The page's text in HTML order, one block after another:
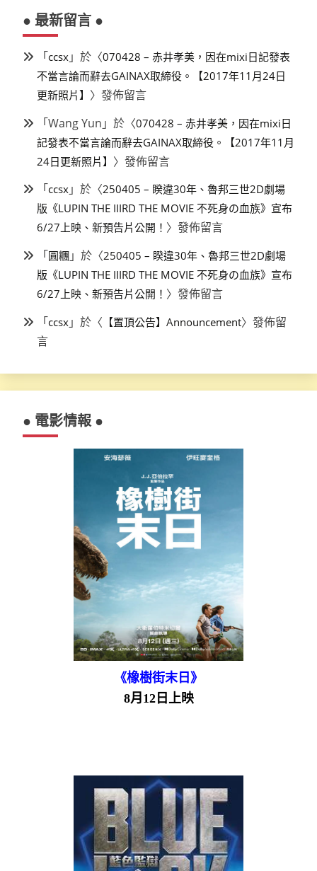
● 最新留言 ●
「ccsx 」於〈070428 – 赤井孝美，因在mixi日記發表
不當言論而辭去GAINAX取締役。【2017年11月24日
更新照片】 〉發佈留言
「Wang Yun 」於〈070428 – 赤井孝美，因在mixi日
記發表不當言論而辭去GAINAX取締役。【2017年11月
24日更新照片】 〉發佈留言
「ccsx 」於〈250405 – 睽違30年、魯邦三世2D劇場
版《LUPIN THE IIIRD THE MOVIE 不死身の血族》宣布
6/27上映、新預告片公開！ 〉發佈留言
「圓糰 」於〈250405 – 睽違30年、魯邦三世2D劇場
版《LUPIN THE IIIRD THE MOVIE 不死身の血族》宣布
6/27上映、新預告片公開！ 〉發佈留言
「ccsx 」於〈 【置頂公告】Announcement〉發佈留
言
● 電影情報 ●
《橡樹街末日》
8月12日上映